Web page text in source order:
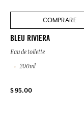
COMPRARE
BLEU RIVIERA
Eau de toilette
200ml
$ 95.00